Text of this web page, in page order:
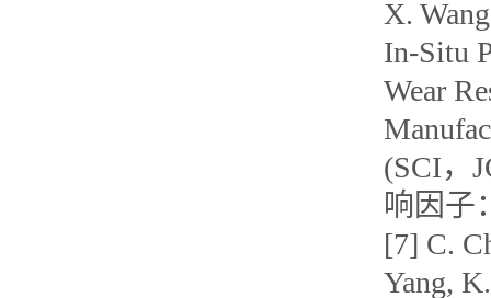
X.
In-Situ
Wear
(SCI，
响因子
[7] C.
Yang,